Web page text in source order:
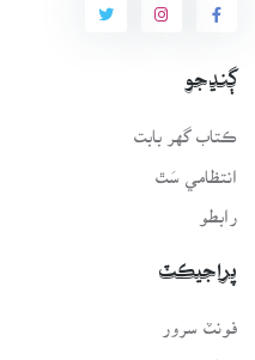
ڳنڍجو
ڪتاب گهر بابت
انتظامي سَٿ
رابطو
پراجيڪٽ